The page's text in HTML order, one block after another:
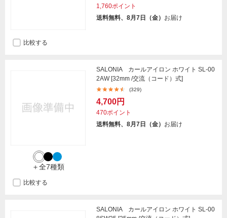
1,760ポイント
送料無料、8月7日（金） お届け
比較する
＋全7種類
SALONIA カールアイロン ホワイト SL-00
2AW [32mm /交流（コード）式]
(329)
4,700円
470ポイント
送料無料、8月7日（金） お届け
比較する
SALONIA カールアイロン ホワイト SL-00